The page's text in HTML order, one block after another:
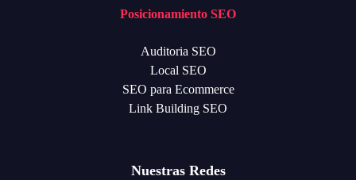
Posicionamiento SEO
Auditoria SEO
Local SEO
SEO para Ecommerce
Link Building SEO
Nuestras Redes